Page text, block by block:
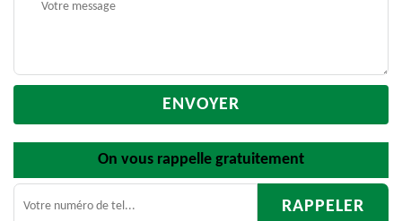
On vous rappelle gratuitement